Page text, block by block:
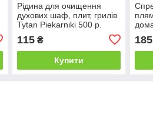
Рідина для очищення
духових шаф, плит, грилів
Tytan Piekarniki 500 р.
115₴
Купити
185